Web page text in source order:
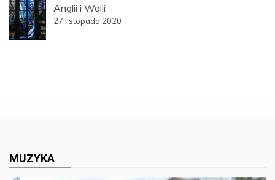
Anglii i Walii
27 listopada 2020
MUZYKA